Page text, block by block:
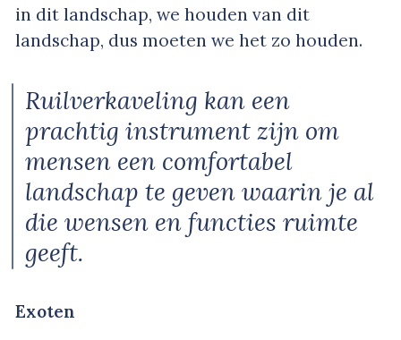
in dit landschap, we houden van dit
landschap, dus moeten we het zo houden.
Ruilverkaveling kan een
prachtig instrument zijn om
mensen een comfortabel
landschap te geven waarin je al
die wensen en functies ruimte
geeft.
Exoten